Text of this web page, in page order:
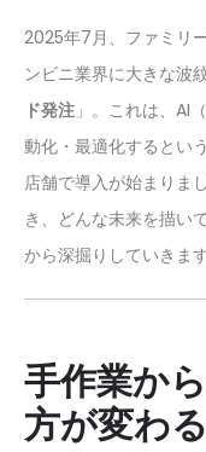
2025年7月、ファミリ
ンビニ業界に大きな波
ド発注 」。これは、AI
動化・最適化するとい
店舗で導入が始まりま
き、どんな未来を描い
から深掘りしていきます
手作業か
方が変わる